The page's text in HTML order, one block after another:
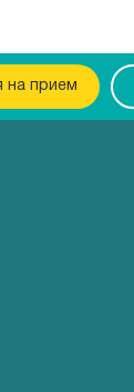
на прием